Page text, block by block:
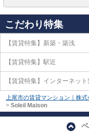
こだわり特集
【賃貸特集】新築・築浅
【賃貸特集】駅近
【賃貸特集】インターネッ
上尾市の賃貸マンション｜株式
> Soleil Maison